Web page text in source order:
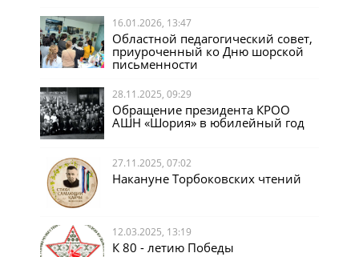
16.01.2026, 13:47
Областной педагогический совет,
приуроченный ко Дню шорской
письменности
28.11.2025, 09:29
Обращение президента КРОО
АШН «Шория» в юбилейный год
27.11.2025, 07:02
Накануне Торбоковских чтений
12.03.2025, 13:19
К 80 - летию Победы